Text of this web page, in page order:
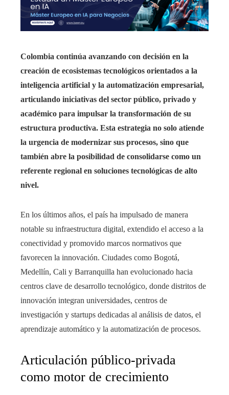
Colombia continúa avanzando con decisión en la
creación de ecosistemas tecnológicos orientados a la
inteligencia artificial y la automatización empresarial,
articulando iniciativas del sector público, privado y
académico para impulsar la transformación de su
estructura productiva. Esta estrategia no solo atiende
la urgencia de modernizar sus procesos, sino que
también abre la posibilidad de consolidarse como un
referente regional en soluciones tecnológicas de alto
nivel.
En los últimos años, el país ha impulsado de manera
notable su infraestructura digital, extendido el acceso a la
conectividad y promovido marcos normativos que
favorecen la innovación. Ciudades como Bogotá,
Medellín, Cali y Barranquilla han evolucionado hacia
centros clave de desarrollo tecnológico, donde distritos de
innovación integran universidades, centros de
investigación y startups dedicadas al análisis de datos, el
aprendizaje automático y la automatización de procesos.
Articulación público-privada
como motor de crecimiento